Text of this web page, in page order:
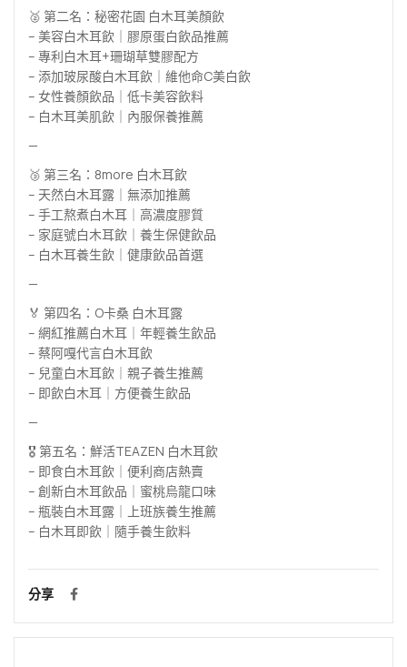
🥈 第二名：秘密花園 白木耳美顏飲
– 美容白木耳飲｜膠原蛋白飲品推薦
– 專利白木耳+珊瑚草雙膠配方
– 添加玻尿酸白木耳飲｜維他命C美白飲
– 女性養顏飲品｜低卡美容飲料
– 白木耳美肌飲｜內服保養推薦
—
🥉 第三名：8more 白木耳飲
– 天然白木耳露｜無添加推薦
– 手工熬煮白木耳｜高濃度膠質
– 家庭號白木耳飲｜養生保健飲品
– 白木耳養生飲｜健康飲品首選
—
🏅 第四名：O卡桑 白木耳露
– 網紅推薦白木耳｜年輕養生飲品
– 蔡阿嘎代言白木耳飲
– 兒童白木耳飲｜親子養生推薦
– 即飲白木耳｜方便養生飲品
—
🎖 第五名：鮮活TEAZEN 白木耳飲
– 即食白木耳飲｜便利商店熱賣
– 創新白木耳飲品｜蜜桃烏龍口味
– 瓶裝白木耳露｜上班族養生推薦
– 白木耳即飲｜隨手養生飲料
分享